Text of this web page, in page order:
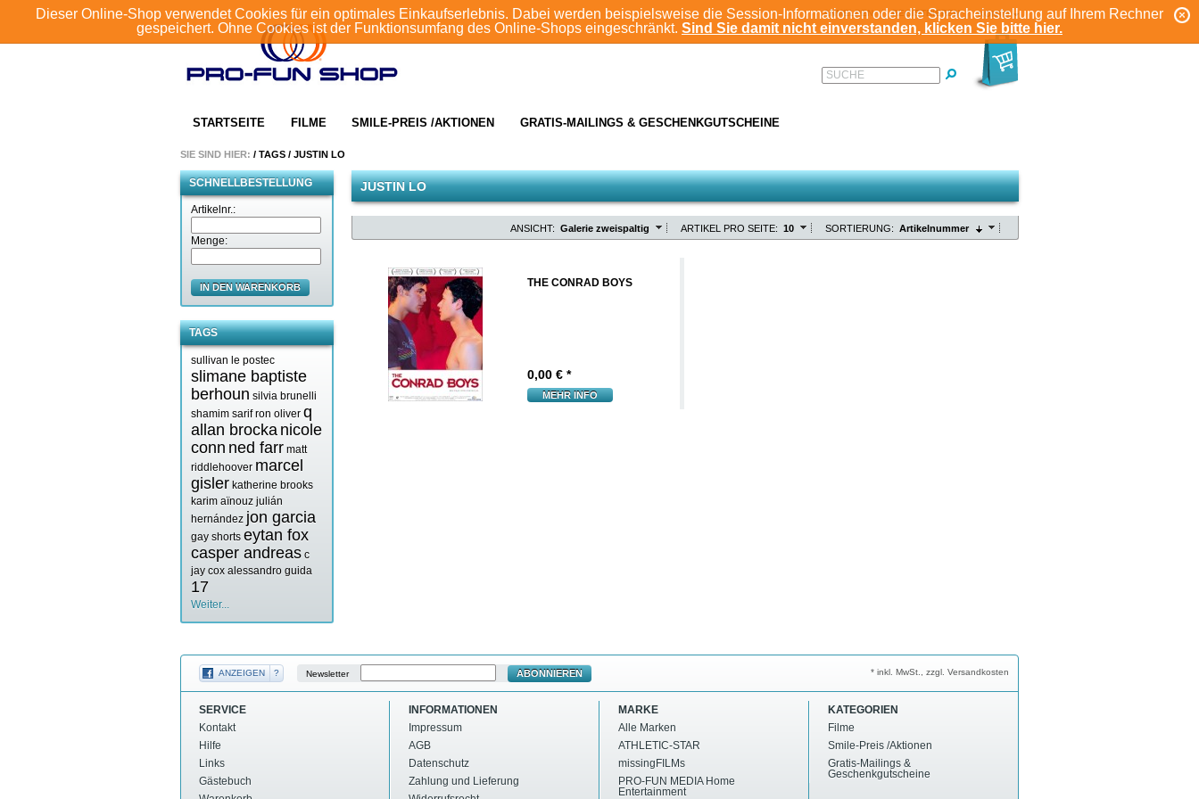
Dieser Online-Shop verwendet Cookies für ein optimales Einkaufserlebnis. Dabei werden beispielsweise die Session-Informationen oder die Spracheinstellung auf Ihrem Rechner
gespeichert. Ohne Cookies ist der Funktionsumfang des Online-Shops eingeschränkt. Sind Sie damit nicht einverstanden, klicken Sie bitte hier.
KONTO
ANMELDEN REGISTRIEREN
STARTSEITE FILME SMILE-PREIS /AKTIONEN GRATIS-MAILINGS & GESCHENKGUTSCHEINE
SUCHE
SIE SIND HIER: / TAGS / JUSTIN LO
SCHNELLBESTELLUNG
Artikelnr.:
Menge:
IN DEN WARENKORB
TAGS
sullivan le postec
slimane baptiste
berhoun silvia brunelli
shamim sarif ron oliver q
allan brocka nicole
conn ned farr matt
riddlehoover marcel
gisler katherine brooks
karim aïnouz julián
hernández jon garcia
gay shorts eytan fox
casper andreas c
jay cox alessandro guida
17
Weiter...
JUSTIN LO
SORTIERUNG: Artikelnummer
ARTIKEL PRO SEITE: 10
ANSICHT: Galerie zweispaltig
THE CONRAD BOYS
0,00 € *
MEHR INFO
ANZEIGEN ? Newsletter ABONNIEREN * inkl. MwSt., zzgl. Versandkosten
SERVICE
Kontakt
Hilfe
Links
Gästebuch
INFORMATIONEN
Impressum
AGB
Datenschutz
Zahlung und Lieferung
MARKE
Alle Marken
ATHLETIC-STAR
missingFILMs
PRO-FUN MEDIA Home
Entertainment
KATEGORIEN
Filme
Smile-Preis /Aktionen
Gratis-Mailings &
Geschenkgutscheine